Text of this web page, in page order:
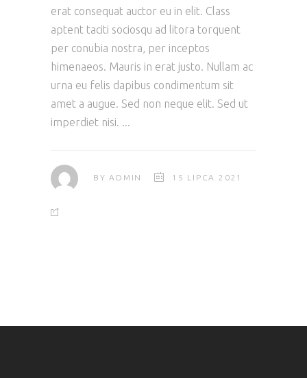
erat consequat auctor eu in elit. Class
aptent taciti sociosqu ad litora torquent
per conubia nostra, per inceptos
himenaeos. Mauris in erat justo. Nullam ac
urna eu felis dapibus condimentum sit
amet a augue. Sed non neque elit. Sed ut
imperdiet nisi.
BYADMIN 15 LIPCA 2021